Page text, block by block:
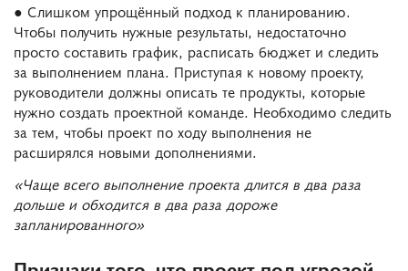
● Слишком упрощённый подход к планированию.
Чтобы получить нужные результаты, недостаточно
просто составить график, расписать бюджет и следить
за выполнением плана. Приступая к новому проекту,
руководители должны описать те продукты, которые
нужно создать проектной команде. Необходимо следить
за тем, чтобы проект по ходу выполнения не
расширялся новыми дополнениями.
«Чаще всего выполнение проекта длится в два раза
дольше и обходится в два раза дороже
запланированного»